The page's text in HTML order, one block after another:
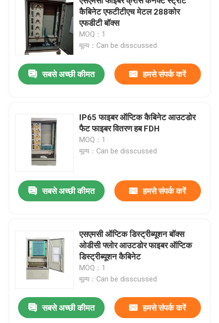
कैबिनेट एफटीटीएच मेटल 288कोर
एफडीटी बॉक्स
MOQ：1
मूल्य：Can be disscussed
सबसे अच्छी कीमत हमसे संपर्क करें
IP65 फाइबर ऑप्टिक कैबिनेट आउटडोर
फैट फाइबर वितरण हब FDH
MOQ：1
मूल्य：Can be disscussed
सबसे अच्छी कीमत हमसे संपर्क करें
एसएमसी ऑप्टिक डिस्ट्रीब्यूशन बॉक्स
ओडीसी फ्लोर आउटडोर फाइबर ऑप्टिक
डिस्ट्रीब्यूशन कैबिनेट
MOQ：1
मूल्य：Can be disscussed
सबसे अच्छी कीमत हमसे संपर्क करें